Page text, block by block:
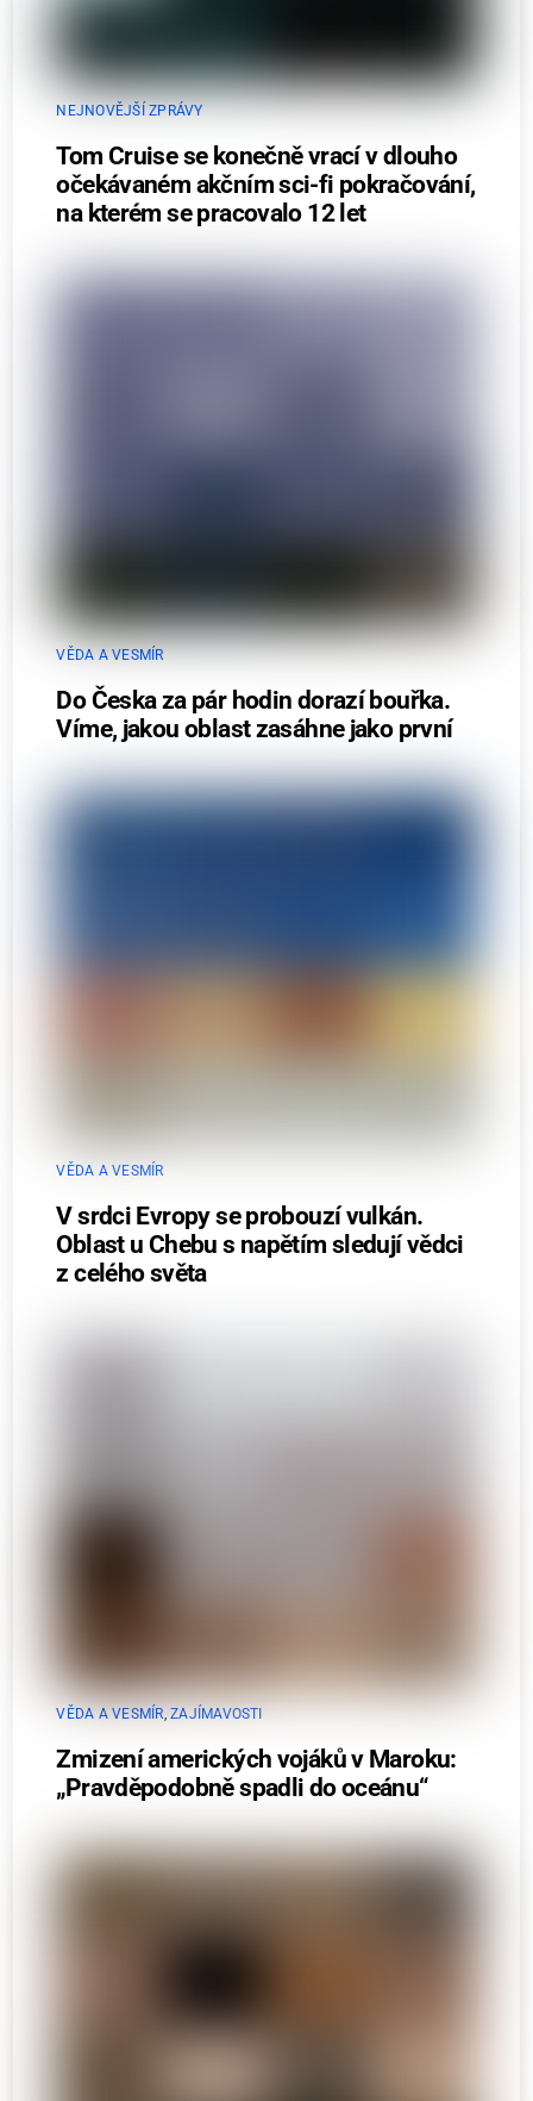
NEJNOVĚJŠÍ ZPRÁVY
Tom Cruise se konečně vrací v dlouho
očekávaném akčním sci-fi pokračování,
na kterém se pracovalo 12 let
VĚDA A VESMÍR
Do Česka za pár hodin dorazí bouřka.
Víme, jakou oblast zasáhne jako první
VĚDA A VESMÍR
V srdci Evropy se probouzí vulkán.
Oblast u Chebu s napětím sledují vědci
z celého světa
VĚDA A VESMÍR,ZAJÍMAVOSTI
Zmizení amerických vojáků v Maroku:
„Pravděpodobně spadli do oceánu“